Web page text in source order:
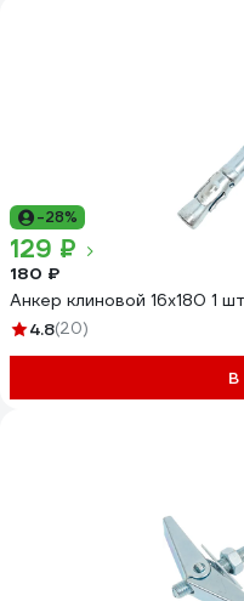
-28%
129 ₽
180 ₽
Анкер клиновой 16x180 1
4.8(20)
В